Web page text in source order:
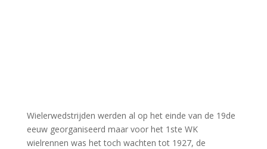
Wielerwedstrijden werden al op het einde van de 19de
eeuw georganiseerd maar voor het 1ste WK
wielrennen was het toch wachten tot 1927, de